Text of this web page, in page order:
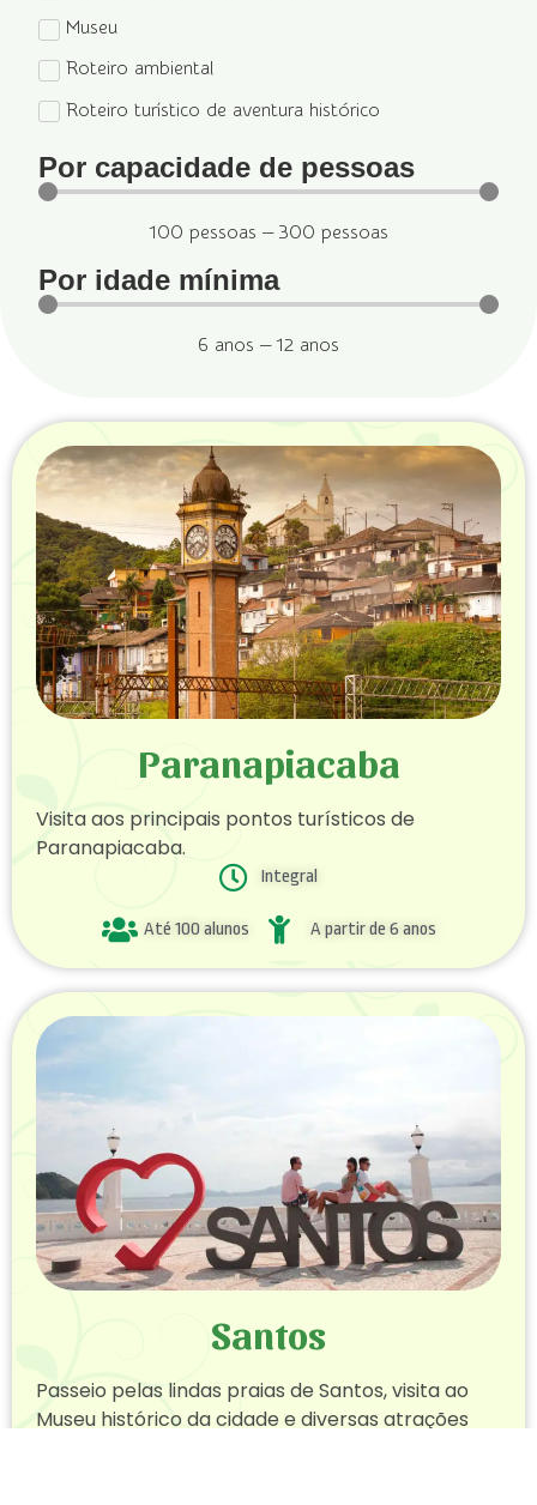
Museu
Roteiro ambiental
Roteiro turístico de aventura histórico
Por capacidade de pessoas
100 pessoas — 300 pessoas
Por idade mínima
6 anos —12 anos
Paranapiacaba
Visita aos principais pontos turísticos de
Paranapiacaba.
Integral
Até 100 alunos A partir de 6 anos
Santos
Passeio pelas lindas praias de Santos, visita ao
Museu histórico da cidade e diversas atrações